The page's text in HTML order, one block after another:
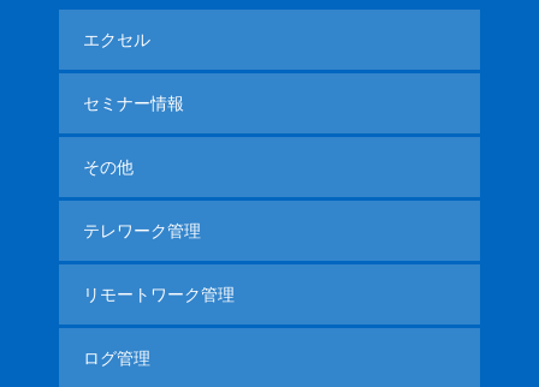
エクセル
セミナー情報
その他
テレワーク管理
リモートワーク管理
ログ管理